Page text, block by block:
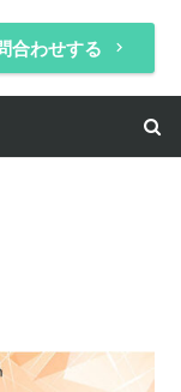
合わせする keyboard_arrow_right